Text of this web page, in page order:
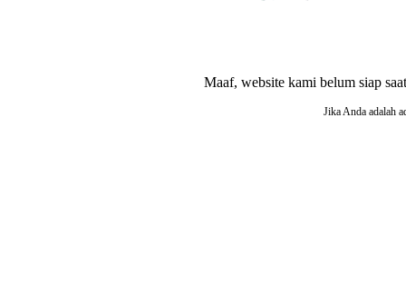
Maaf, website kami belum siap
Jika Anda adalah